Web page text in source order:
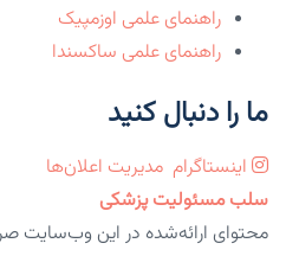
راهنمای علمی اوزمپیک
راهنمای علمی ساکسندا
ما را دنبال کنید
اینستاگرام مدیریت اعلان‌ها
سلب مسئولیت پزشکی
محتوای ارائه‌شده در این وب‌سایت